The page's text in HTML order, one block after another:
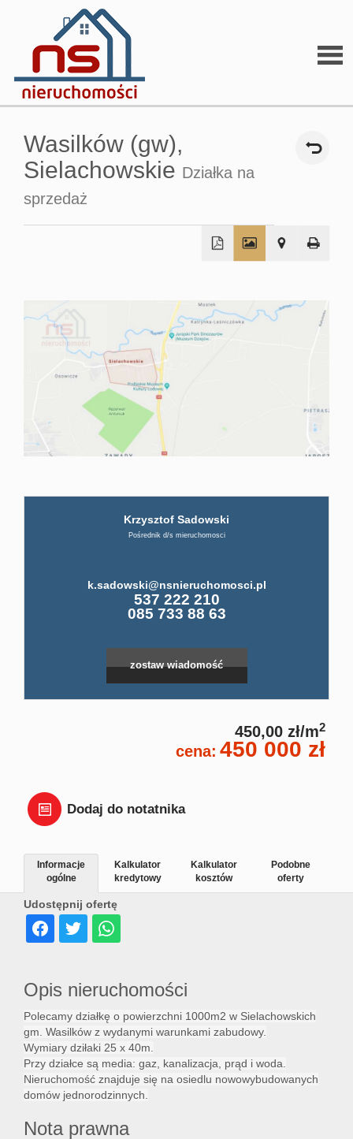
Wasilków (gw),
Sielachowskie Działka na
sprzedaż
Leaflet|©OpenStreetMap
Krzysztof Sadowski
Pośrednik d/s mieruchomosci
k.sadowski@nsnieruchomosci.pl
537 222 210
085 733 88 63
zostaw wiadomość
450,00 zł/m2
cena: 450 000 zł
Dodaj do notatnika
Udostępnij ofertę
Informacje
ogólne
Kalkulator
kredytowy
Kalkulator
kosztów
Podobne
oferty
Opis nieruchomości
Polecamy działkę o powierzchni 1000m2 w Sielachowskich
gm. Wasilków z wydanymi warunkami zabudowy.
Wymiary dziłaki 25 x 40m.
Przy działce są media: gaz, kanalizacja, prąd i woda.
Nieruchomość znajduje się na osiedlu nowowybudowanych
domów jednorodzinnych.
Nota prawna